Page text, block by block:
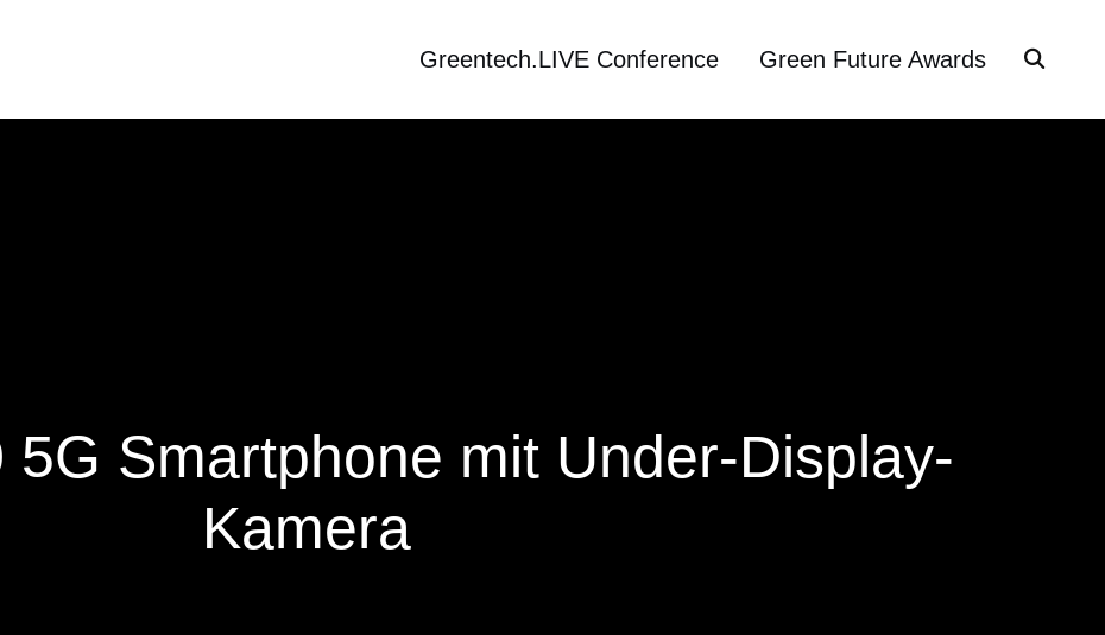
Greentech.LIVE Conference Green Future Awards
5G Smartphone mit Under-Display-
Kamera